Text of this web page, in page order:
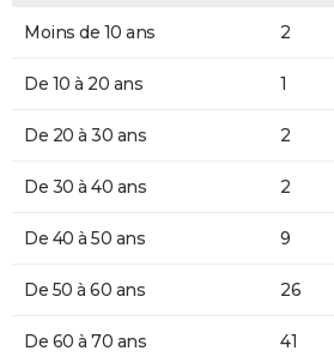
Moins de 10 ans 2
De 10 à 20 ans 1
De 20 à 30 ans 2
De 30 à 40 ans 2
De 40 à 50 ans 9
De 50 à 60 ans 26
De 60 à 70 ans 41